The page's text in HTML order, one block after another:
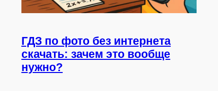
ГДЗ по фото без интернета
скачать: зачем это вообще
нужно?